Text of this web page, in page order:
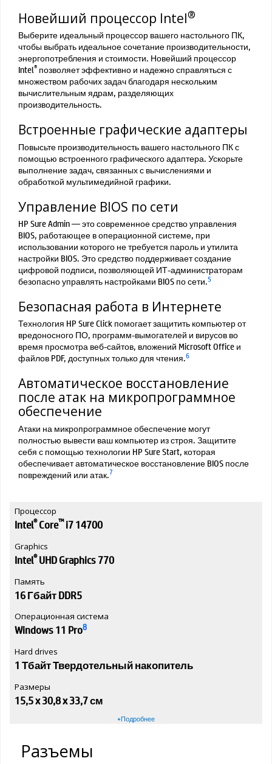
Новейший процессор Intel®
Выберите идеальный процессор вашего настольного ПК,
чтобы выбрать идеальное сочетание производительности,
энергопотребления и стоимости. Новейший процессор
Intel® позволяет эффективно и надежно справляться с
множеством рабочих задач благодаря нескольким
вычислительным ядрам, разделяющих
производительность.
Встроенные графические адаптеры
Повысьте производительность вашего настольного ПК с
помощью встроенного графического адаптера. Ускорьте
выполнение задач, связанных с вычислениями и
обработкой мультимедийной графики.
Управление BIOS по сети
HP Sure Admin — это современное средство управления
BIOS, работающее в операционной системе, при
использовании которого не требуется пароль и утилита
настройки BIOS. Это средство поддерживает создание
цифровой подписи, позволяющей ИТ-администраторам
безопасно управлять настройками BIOS по сети.5
Безопасная работа в Интернете
Технология HP Sure Click помогает защитить компьютер от
вредоносного ПО, программ-вымогателей и вирусов во
время просмотра веб-сайтов, вложений Microsoft Office и
файлов PDF, доступных только для чтения.6
Автоматическое восстановление
после атак на микропрограммное
обеспечение
Атаки на микропрограммное обеспечение могут
полностью вывести ваш компьютер из строя. Защитите
себя с помощью технологии HP Sure Start, которая
обеспечивает автоматическое восстановление BIOS после
повреждений или атак.7
Процессор
Intel®Core™i7 14700
Graphics
Intel®UHD Graphics 770
Память
16 Гбайт DDR5
Операционная система
Windows 11 Pro8
Hard drives
1 Тбайт Твердотельный накопитель
Размеры
15,5 x 30,8 x 33,7 см
+Подробнее
Разъемы